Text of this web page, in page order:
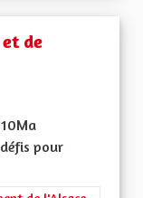
de
pour